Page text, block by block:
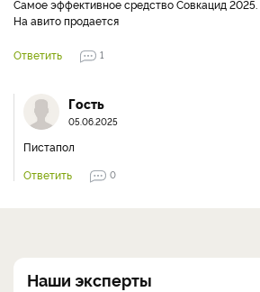
Самое эффективное средство Совкацид 2025.
На авито продается
Ответить 1
Гость
05.06.2025
Пистапол
Ответить
0
Наши эксперты